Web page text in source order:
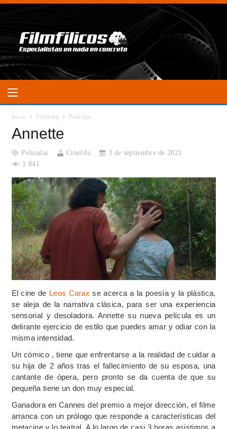
Inicio Filmblog Películas
Annette
Películas Cinefila
3 de septiembre de 2021
1.841
El cine de Leos Carax se acerca a la poesía y la plástica,
se aleja de la narrativa clásica, para ser una experiencia
sensorial y desoladora. Annette su nueva película es un
delirante ejercicio de estilo que puedes amar y odiar con la
misma intensidad.
Un cómico , tiene que enfrentarse a la realidad de cuidar a
su hija de 2 años tras el fallecimiento de su esposa, una
cantante de ópera, pero pronto se da cuenta de que su
pequeña tiene un don muy especial.
Ganadora en Cannes del premio a mejor dirección, el filme
arranca con un prólogo que responde a características del